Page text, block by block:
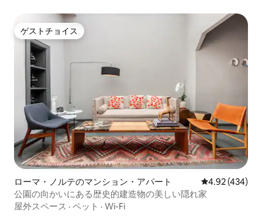
ゲストチョイス
ゲストチョイス
ローマ・ノルテのマンション・アパート レビュー434
4.92 (434)
公園の向かいにある歴史的建造物の美しい隠れ家
屋外スペース · ペット · Wi-Fi